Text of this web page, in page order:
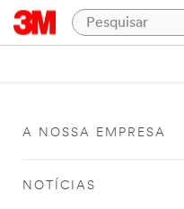
A NOSSA EMPRESA
NOTÍCIAS